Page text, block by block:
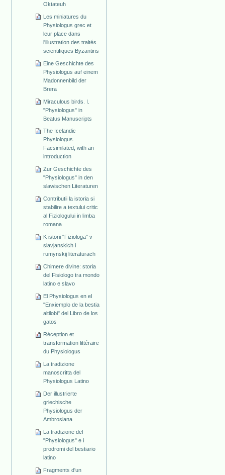
Oktateuh
Les miniatures du
Physiologus grec et
leur place dans
l'illustration des traités
scientifiques Byzantins
Eine Geschichte des
Physiologus auf einem
Madonnenbild der
Brera
Miraculous birds. I.
"Physiologus" in
Beatus Manuscripts
The Icelandic
Physiologus.
Facsimilated, with an
introduction
Zur Geschichte des
"Physiologus" in den
slawischen Literaturen
Contributii la istoria si
stabilire a textului critic
al Fiziologului in limba
romana
K istorii "Fiziologa" v
slavjanskich i
rumynskij literaturach
Chimere divine: storia
del Fisiologo tra mondo
latino e slavo
El Physiologus en el
"Enxiemplo de la bestia
altilobi" del Libro de los
gatos
Réception et
transformation littéraire
du Physiologus
La tradizione
manoscritta del
Physiologus Latino
Der illustrierte
griechische
Physiologus der
Ambrosiana
La tradizione del
"Physiologus" e i
prodromi del bestiario
latino
Fragments d'un